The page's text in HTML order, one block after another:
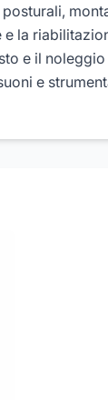
la
e il
e